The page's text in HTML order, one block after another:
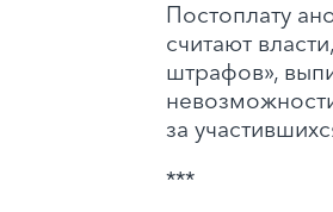
Постоплату
считают
штрафов»,
за
***